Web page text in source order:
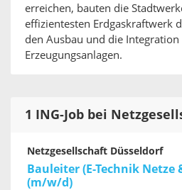
erreichen, bauten die
effizientesten Erdgaskraftwerk
den Ausbau und die
Erzeugungsanlagen.
1 ING-Job bei
Netzgesellschaft Düsseldorf
Bauleiter (E-Technik Netze
(m/w/d)